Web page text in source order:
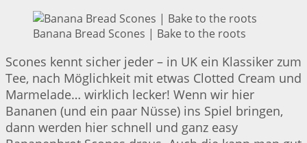
Banana Bread Scones | Bake to the roots
Scones kennt sicher jeder – in UK ein Klassiker zum
Tee, nach Möglichkeit mit etwas Clotted Cream und
Marmelade… wirklich lecker! Wenn wir hier
Bananen (und ein paar Nüsse) ins Spiel bringen,
dann werden hier schnell und ganz easy